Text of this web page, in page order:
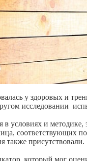
у здоровых и
исследовании
в условиях и
также присутствовали.
который мог